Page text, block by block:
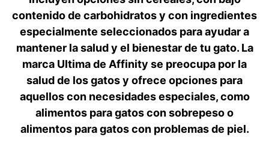
contenido de carbohidratos y con ingredientes
especialmente seleccionados para ayudar a
mantener la salud y el bienestar de tu gato. La
marca Ultima de Affinity se preocupa por la
salud de los gatos y ofrece opciones para
aquellos con necesidades especiales, como
alimentos para gatos con sobrepeso o
alimentos para gatos con problemas de piel.